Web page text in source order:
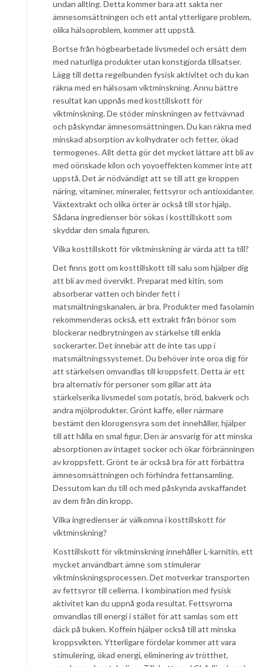
undan allting. Detta kommer bara att sakta ner
ämnesomsättningen och ett antal ytterligare problem,
olika hälsoproblem, kommer att uppstå.
Bortse från högbearbetade livsmedel och ersätt dem
med naturliga produkter utan konstgjorda tillsatser.
Lägg till detta regelbunden fysisk aktivitet och du kan
räkna med en hälsosam viktminskning. Ännu bättre
resultat kan uppnås med kosttillskott för
viktminskning. De stöder minskningen av fettvävnad
och påskyndar ämnesomsättningen. Du kan räkna med
minskad absorption av kolhydrater och fetter, ökad
termogenes. Allt detta gör det mycket lättare att bli av
med oönskade kilon och yoyoeffekten kommer inte att
uppstå. Det är nödvändigt att se till att ge kroppen
näring, vitaminer, mineraler, fettsyror och antioxidanter.
Växtextrakt och olika örter är också till stor hjälp.
Sådana ingredienser bör sökas i kosttillskott som
skyddar den smala figuren.
Vilka kosttillskott för viktminskning är värda att ta till?
Det finns gott om kosttillskott till salu som hjälper dig
att bli av med övervikt. Preparat med kitin, som
absorberar vatten och binder fett i
matsmältningskanalen, är bra. Produkter med fasolamin
rekommenderas också, ett extrakt från bönor som
blockerar nedbrytningen av stärkelse till enkla
sockerarter. Det innebär att de inte tas upp i
matsmältningssystemet. Du behöver inte oroa dig för
att stärkelsen omvandlas till kroppsfett. Detta är ett
bra alternativ för personer som gillar att äta
stärkelserika livsmedel som potatis, bröd, bakverk och
andra mjölprodukter. Grönt kaffe, eller närmare
bestämt den klorogensyra som det innehåller, hjälper
till att hålla en smal figur. Den är ansvarig för att minska
absorptionen av intaget socker och ökar förbränningen
av kroppsfett. Grönt te är också bra för att förbättra
ämnesomsättningen och förhindra fettansamling.
Dessutom kan du till och med påskynda avskaffandet
av dem från din kropp.
Vilka ingredienser är välkomna i kosttillskott för
viktminskning?
Kosttillskott för viktminskning innehåller L-karnitin, ett
mycket användbart ämne som stimulerar
viktminskningsprocessen. Det motverkar transporten
av fettsyror till cellerna. I kombination med fysisk
aktivitet kan du uppnå goda resultat. Fettsyrorna
omvandlas till energi i stället för att samlas som ett
däck på buken. Koffein hjälper också till att minska
kroppsvikten. Ytterligare fördelar kommer att vara
stimulering, ökad energi, eliminering av trötthet,